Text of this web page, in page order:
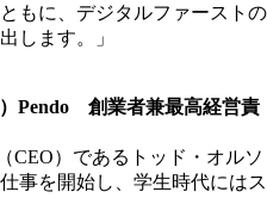
もに、デジタルファーストの
します。」
）Pendo 創業者兼最高経営責
CEO）であるトッド・オルソ
事を開始し、学生時代にはス